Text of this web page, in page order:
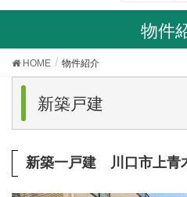
物件
HOME 物件紹介
新築戸建
新築一戸建 川口市上青